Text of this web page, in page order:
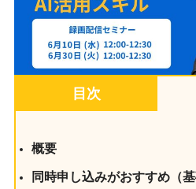
目次
概要
同時申し込みがおすすめ（